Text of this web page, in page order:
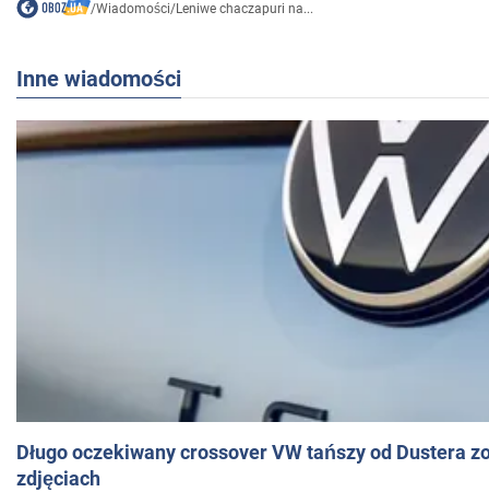
/Wiadomości/Leniwe chaczapuri na...
Inne wiadomości
Długo oczekiwany crossover VW tańszy od Dustera
zdjęciach